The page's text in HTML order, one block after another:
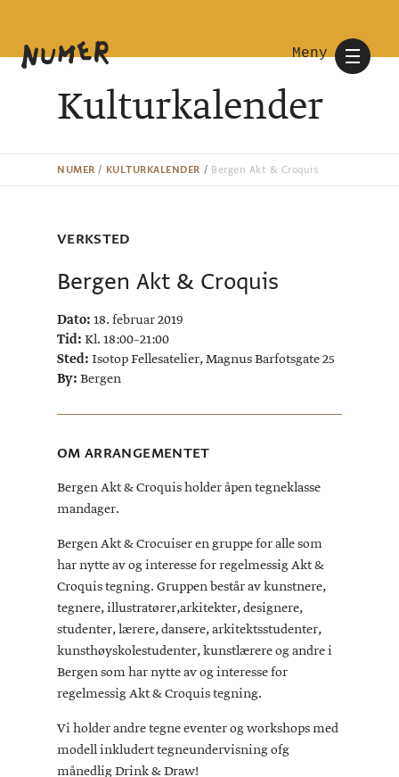
Meny
Kulturkalender
NUMER / KULTURKALENDER / Bergen Akt & Croquis
VERKSTED
Bergen Akt & Croquis
Dato: 18. februar 2019
Tid: Kl. 18:00–21:00
Sted: Isotop Fellesatelier, Magnus Barfotsgate 25
By: Bergen
OM ARRANGEMENTET
Bergen Akt & Croquis holder åpen tegneklasse
mandager.
Bergen Akt & Crocuiser en gruppe for alle som
har nytte av og interesse for regelmessig Akt &
Croquis tegning. Gruppen består av kunstnere,
tegnere, illustratører,arkitekter, designere,
studenter, lærere, dansere, arkitektsstudenter,
kunsthøyskolestudenter, kunstlærere og andre i
Bergen som har nytte av og interesse for
regelmessig Akt & Croquis tegning.
Vi holder andre tegne eventer og workshops med
modell inkludert tegneundervisning ofg
månedlig Drink & Draw!